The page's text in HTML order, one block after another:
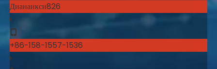
Дианаикси826
+86-158-1557-1536